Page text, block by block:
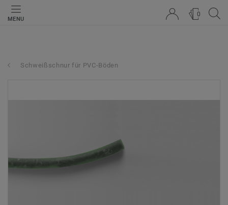
MENU
0
Schweißschnur für PVC-Böden